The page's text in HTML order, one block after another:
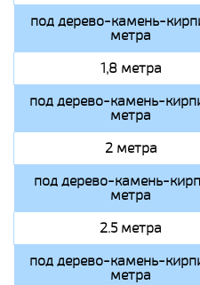
под дерево-камень-
метра
1,8 метра
под дерево-камень-
метра
2 метра
под дерево-камень-
метра
2.5 метра
под дерево-камень-
метра